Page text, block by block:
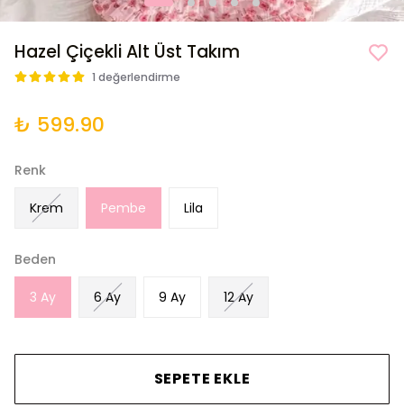
Hazel Çiçekli Alt Üst Takım
1 değerlendirme
₺ 599.90
Renk
Krem Pembe Lila
Beden
3 Ay 6 Ay 9 Ay 12 Ay
SEPETE EKLE